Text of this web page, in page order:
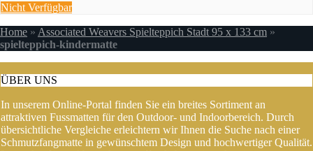
Nicht Verfügbar
Home » Associated Weavers Spielteppich Stadt 95 x 133 cm »
spielteppich-kindermatte
ÜBER UNS
In unserem Online-Portal finden Sie ein breites Sortiment an
attraktiven Fussmatten für den Outdoor- und Indoorbereich. Durch
übersichtliche Vergleiche erleichtern wir Ihnen die Suche nach einer
Schmutzfangmatte in gewünschtem Design und hochwertiger Qualität.